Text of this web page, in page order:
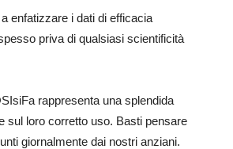
enfatizzare i dati di efficacia
priva di qualsiasi scientificità
rappresenta una splendida
sul loro corretto uso. Basti pensare
giornalmente dai nostri anziani.